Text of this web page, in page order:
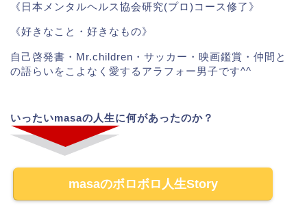
《日本メンタルヘルス協会研究(プロ)コース修了》
《好きなこと・好きなもの》
自己啓発書・Mr.children・サッカー・映画鑑賞・仲間と
の語らいをこよなく愛するアラフォー男子です^^
いったいmasaの人生に何があったのか？
masaのボロボロ人生Story